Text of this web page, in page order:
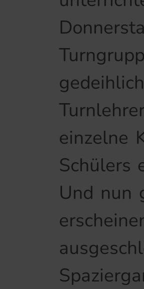
einzelne
Schülers
Und nun